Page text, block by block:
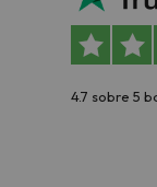
4.7 sobre 5